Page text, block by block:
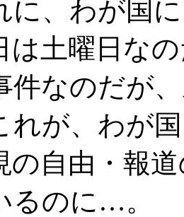
に、わが国
は土曜日な
件なのだが
れが、わが
の自由・報
るのに…。